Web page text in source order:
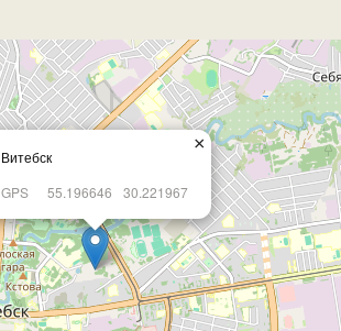
Витебск
GPS
55.196646 30.221967
×